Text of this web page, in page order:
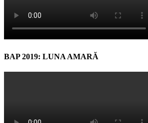
BAP 2019: LUNA AMARĂ